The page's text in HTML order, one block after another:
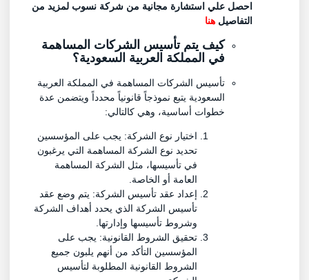
احصل علي استشارة مجانية من شركة نسوب لمزيد من
التفاصيلهنا
كيف يتم تأسيس الشركات المساهمة
في المملكة العربية السعودية؟
تأسيس الشركات المساهمة في المملكة العربية
السعودية يتبع نموذجاً قانونياً محدداً ويتضمن عدة
خطوات أساسية، وهي كالتالي:
اختيار نوع الشركة: يجب على المؤسسين
تحديد نوع الشركة المساهمة التي يرغبون
في تأسيسها، مثل الشركة المساهمة
العامة أو الخاصة.
إعداد عقد تأسيس الشركة: يتم وضع عقد
تأسيس الشركة الذي يحدد أهداف الشركة
وشروط تأسيسها وإدارتها.
تحقيق الشروط القانونية: يجب على
المؤسسين التأكد من أنهم يلبون جميع
الشروط القانونية المطلوبة لتأسيس